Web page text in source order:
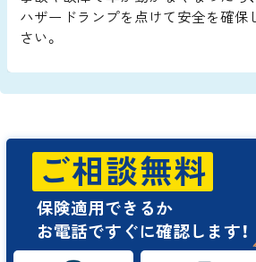
ハザードランプを点けて安全を確保
さい。
ご相談無料
保険適用できるか
お電話ですぐに確認します！